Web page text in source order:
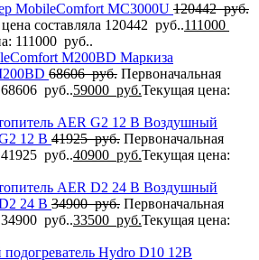
MobileComfort MC3000U 120442руб.
составляла 120442 руб..111000
111000 руб..
Маркиза
68606руб. Первоначальная
68606 руб..59000 руб.Текущая цена:
Воздушный
12 В 41925руб. Первоначальная
41925 руб..40900 руб.Текущая цена:
Воздушный
24 В 34900руб. Первоначальная
34900 руб..33500 руб.Текущая цена: